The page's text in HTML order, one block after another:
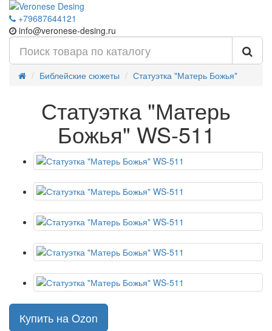
+79687644121
info@veronese-desing.ru
Библейские сюжеты Статуэтка "Матерь Божья"
Статуэтка "Матерь
Божья" WS-511
Купить на Ozon